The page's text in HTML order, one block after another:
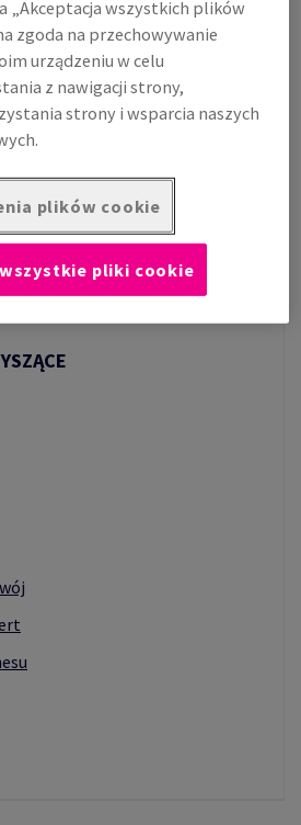
„Akceptacja wszystkich plików
zgoda na przechowywanie
urządzeniu w celu
z nawigacji strony,
strony i wsparcia naszych
plików cookie
pliki cookie